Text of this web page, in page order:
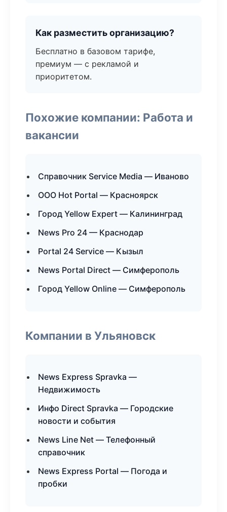
Как разместить организацию?
Бесплатно в базовом тарифе,
премиум — с рекламой и
приоритетом.
Похожие компании: Работа и
вакансии
Справочник Service Media — Иваново
ООО Hot Portal — Красноярск
Город Yellow Expert — Калининград
News Pro 24 — Краснодар
Portal 24 Service — Кызыл
News Portal Direct — Симферополь
Город Yellow Online — Симферополь
Компании в Ульяновск
News Express Spravka —
Недвижимость
Инфо Direct Spravka — Городские
новости и события
News Line Net — Телефонный
справочник
News Express Portal — Погода и
пробки